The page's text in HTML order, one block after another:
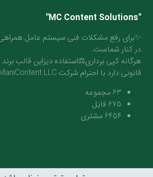
"MC Content Solutions"
✨برای رفع مشکلات فنی سیستم عامل
در کنار شماست.
هرگانه کپی برداری⚖️استفاده دیزاین قالب
قانونی دارد با احترام شرکت ManiContent LLC✔️
63مجموعه
675 فایل
6454مشتری